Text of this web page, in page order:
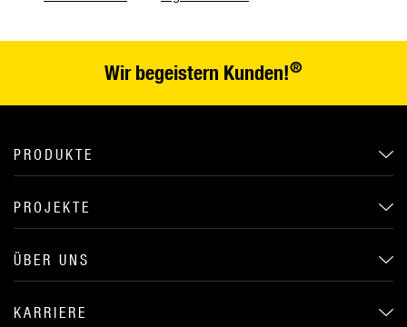
Wir begeistern Kunden!®
PRODUKTE
PROJEKTE
ÜBER UNS
KARRIERE